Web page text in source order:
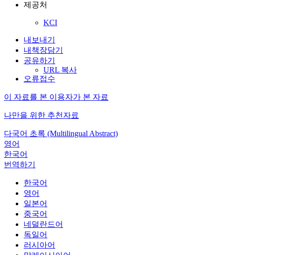
제공처
KCI
내보내기
내책장담기
공유하기
URL 복사
오류접수
이 자료를 본 이용자가 본 자료
나만을 위한 추천자료
다국어 초록 (Multilingual Abstract)
영어
한국어
번역하기
한국어
영어
일본어
중국어
네덜란드어
독일어
러시아어